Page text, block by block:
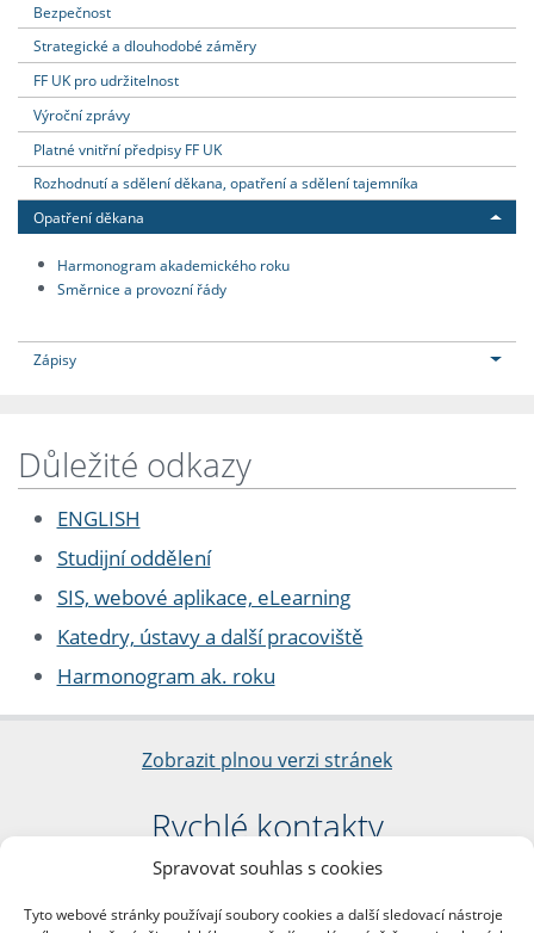
Spravovat souhlas s cookies
Tyto webové stránky používají soubory cookies a další sledovací nástroje
Bezpečnost
Strategické a dlouhodobé záměry
FF UK pro udržitelnost
Výroční zprávy
Platné vnitřní předpisy FF UK
Rozhodnutí a sdělení děkana, opatření a sdělení tajemníka
Opatření děkana
Harmonogram akademického roku
Směrnice a provozní řády
Zápisy
Důležité odkazy
ENGLISH
Studijní oddělení
SIS, webové aplikace, eLearning
Katedry, ústavy a další pracoviště
Harmonogram ak. roku
Zobrazit plnou verzi stránek
Rychlé kontakty
Filozofická fakulta
nám. Jana Palacha 1/2